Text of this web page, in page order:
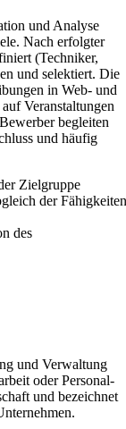
und Analyse
Nach erfolgter
(Techniker,
und selek­tiert. Die
in Web- und
Veran­stal­tungen
begleiten
und häufig
Zielgruppe
der
des
und Verwaltung
oder Perso­nal­
und bezeichnet